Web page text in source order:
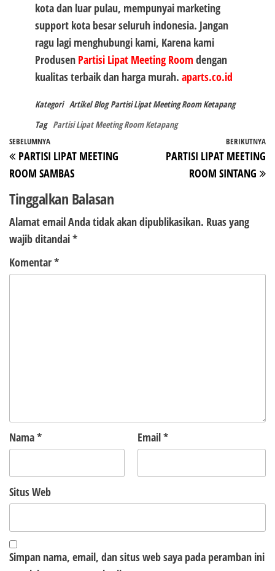
kota dan luar pulau, mempunyai marketing
support kota besar seluruh indonesia. Jangan
ragu lagi menghubungi kami, Karena kami
Produsen Partisi Lipat Meeting Room dengan
kualitas terbaik dan harga murah. aparts.co.id
Kategori Artikel Blog Partisi Lipat Meeting Room Ketapang
Tag Partisi Lipat Meeting Room Ketapang
Navigasi
pos
Pos
Sebelumnya
SEBELUMNYA
PARTISI LIPAT MEETING
ROOM SAMBAS
BERIKUTNYA
PARTISI LIPAT MEETING
ROOM SINTANG
Tinggalkan Balasan
Alamat email Anda tidak akan dipublikasikan. Ruas yang
wajib ditandai*
Komentar*
Nama* Email*
Situs Web
Simpan nama, email, dan situs web saya pada peramban ini